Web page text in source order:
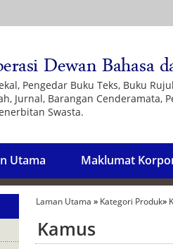
Pengedar Buku Teks, Buku
Jurnal, Barangan Cenderamata,
Swasta.
Utama Maklumat
Laman Utama » Kategori Produk»
Kamus